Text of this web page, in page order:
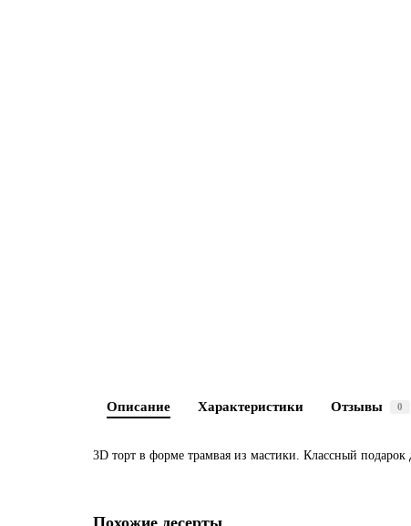
Описание Характеристики Отзывы 0
3D торт в форме трамвая из мастики. Классный
Похожие десерты